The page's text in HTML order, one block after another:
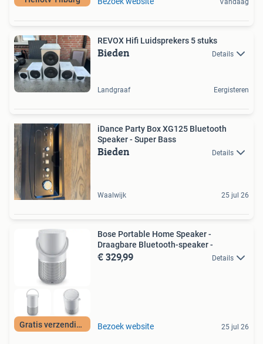
REVOX Hifi Luidsprekers 5 stuks
Bieden Details
Landgraaf Eergisteren
iDance Party Box XG125 Bluetooth
Speaker - Super Bass
Bieden Details
Waalwijk 25 jul 26
Gratis verzending
Bose Portable Home Speaker -
Draagbare Bluetooth-speaker -
€ 329,99 Details
Bezoek website 25 jul 26